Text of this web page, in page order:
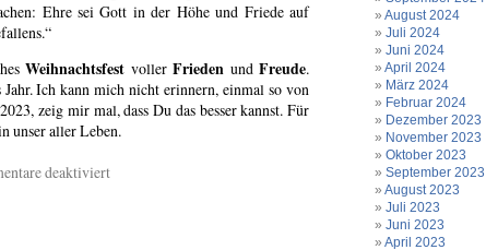
Ehre sei Gott in der Höhe und Friede auf
Weihnachtsfest voller Frieden und Freude.
Ich kann mich nicht erinnern, einmal so von
zeig mir mal, dass Du das besser kannst. Für
unser aller Leben.
deaktiviertfür
August 2024
Juli 2024
Juni 2024
April 2024
März 2024
Februar 2024
Dezember 2023
November 2023
Oktober 2023
September 2023
August 2023
Juli 2023
Juni 2023
April 2023